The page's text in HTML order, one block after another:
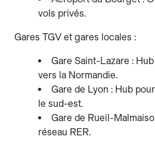
vols privés.
Gares TGV et gares locales :
Gare Saint-Lazare :
vers la Normandie.
Gare de Lyon : Hub
le sud-est.
Gare de Rueil-
réseau RER.